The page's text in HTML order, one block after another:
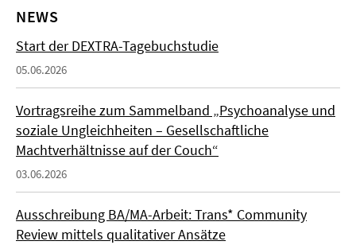
NEWS
Start der DEXTRA-Tagebuchstudie
05.06.2026
Vortragsreihe zum Sammelband „Psychoanalyse und
soziale Ungleichheiten – Gesellschaftliche
Machtverhältnisse auf der Couch“
03.06.2026
Ausschreibung BA/MA-Arbeit: Trans* Community
Review mittels qualitativer Ansätze